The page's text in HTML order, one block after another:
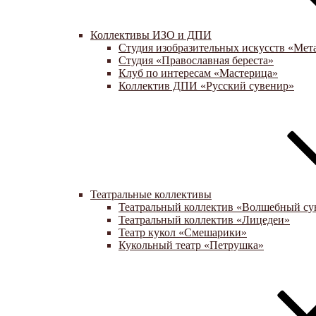
Коллективы ИЗО и ДПИ
Студия изобразительных искусств
Студия «Православная береста»
Клуб по интересам «Мастерица»
Коллектив ДПИ «Русский сувенир»
Театральные коллективы
Театральный коллектив «Волшебный
Театральный коллектив «Лицедеи»
Театр кукол «Смешарики»
Кукольный театр «Петрушка»